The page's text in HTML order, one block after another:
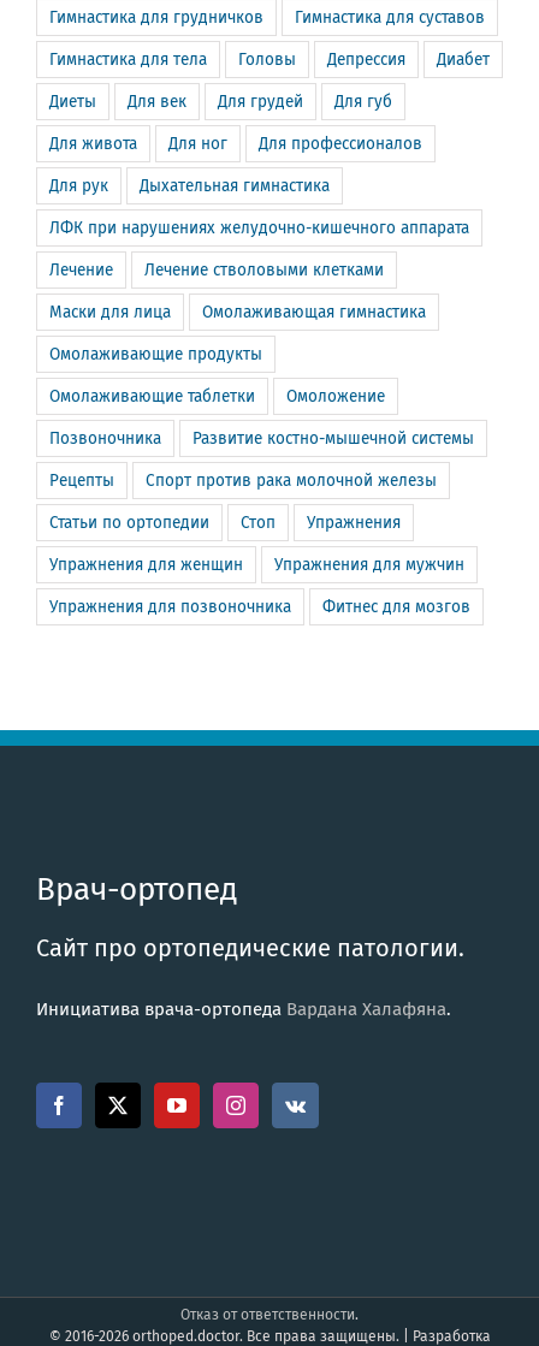
Гимнастика для грудничков Гимнастика для суставов
Гимнастика для тела Головы Депрессия Диабет
Диеты Для век Для грудей Для губ
Для живота Для ног Для профессионалов
Для рук Дыхательная гимнастика
ЛФК при нарушениях желудочно-кишечного аппарата
Лечение Лечение стволовыми клетками
Маски для лица Омолаживающая гимнастика
Омолаживающие продукты
Омолаживающие таблетки Омоложение
Позвоночника Развитие костно-мышечной системы
Рецепты Спорт против рака молочной железы
Статьи по ортопедии Стоп Упражнения
Упражнения для женщин Упражнения для мужчин
Упражнения для позвоночника Фитнес для мозгов
Врач-ортопед
Сайт про ортопедические патологии.
Инициатива врача-ортопеда Вардана Халафяна.
Отказ от ответственности.
© 2016-2026 orthoped.doctor. Все права защищены. | Разработка